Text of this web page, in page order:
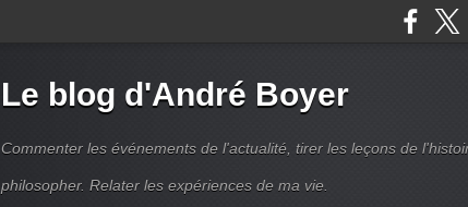
Le blog d'André Boyer
Commenter les événements de l'actualité, tirer les leçons de
philosopher. Relater les expériences de ma vie.